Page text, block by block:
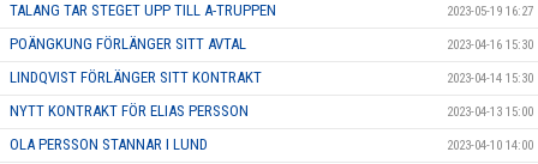
TALANG TAR STEGET UPP TILL A-TRUPPEN 2023-05-19 16:27
POÄNGKUNG FÖRLÄNGER SITT AVTAL 2023-04-16 15:30
LINDQVIST FÖRLÄNGER SITT KONTRAKT 2023-04-14 15:30
NYTT KONTRAKT FÖR ELIAS PERSSON 2023-04-13 15:00
OLA PERSSON STANNAR I LUND 2023-04-10 14:00